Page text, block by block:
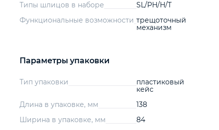
Типы шлицов в наборе
SL/PH/H/T
Функциональные возможности трещоточный
механизм
Параметры упаковки
Тип упаковки
пластиковый
кейс
Длина в упаковке, мм
138
Ширина в упаковке, мм
84